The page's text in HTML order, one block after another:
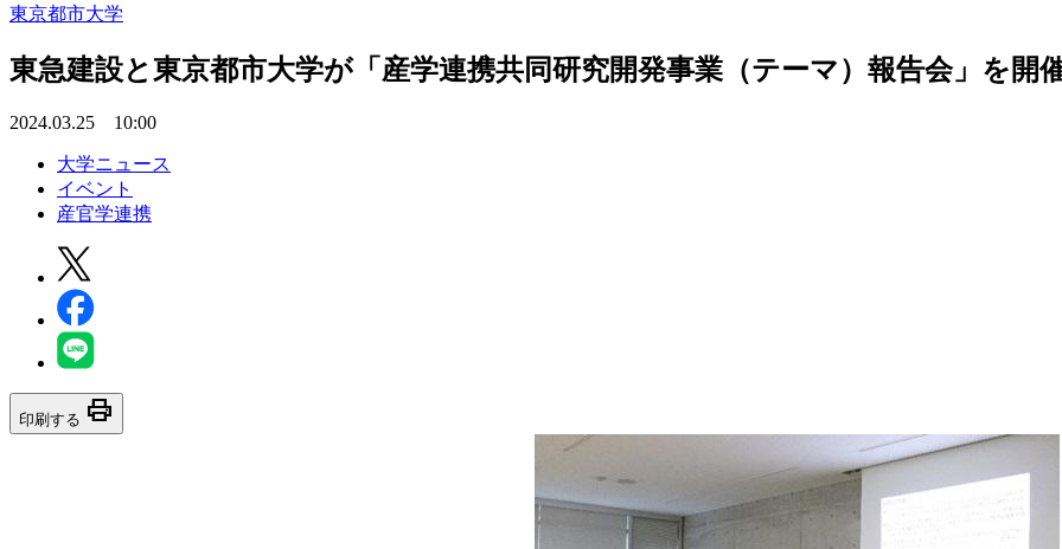
東京都市大学
東急建設と東京都市大学が「産学連携共同研究開発事業（テーマ）報告会」を開
2024.03.25 10:00
大学ニュース
イベント
産官学連携
印刷する print